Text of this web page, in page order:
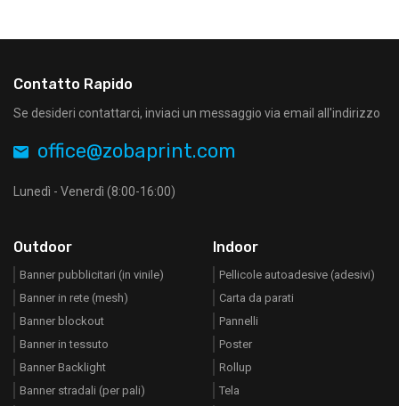
Contatto Rapido
Se desideri contattarci, inviaci un messaggio via email all'indirizzo
office@zobaprint.com
Lunedì - Venerdì (8:00-16:00)
Outdoor
Banner pubblicitari (in vinile)
Banner in rete (mesh)
Banner blockout
Banner in tessuto
Banner Backlight
Banner stradali (per pali)
Indoor
Pellicole autoadesive (adesivi)
Carta da parati
Pannelli
Poster
Rollup
Tela